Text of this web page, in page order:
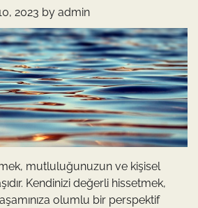
2023 by admin
mutluluğunuzun ve kişisel
Kendinizi değerli hissetmek,
olumlu bir perspektif